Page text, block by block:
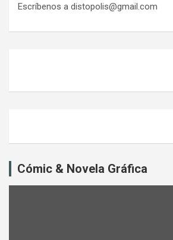
Escríbenos a distopolis@gmail.com
Cómic & Novela Gráfica